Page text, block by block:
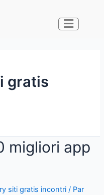
gratis
migliori app
siti gratis incontri/ Par